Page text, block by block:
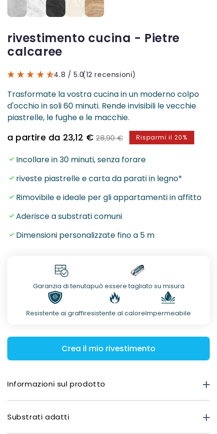
rivestimento cucina - Pietre
calcaree
4.8 / 5.0(12 recensioni)
Trasformate la vostra cucina in un moderno colpo
d'occhio in soli 60 minuti. Rende invisibili le vecchie
piastrelle, le fughe e le macchie.
Prezzo
vendita
a partire da 23,12 € Prezzo
normale
28,90 € Risparmi il 20%
Incollare in 30 minuti, senza forare
riveste piastrelle e carta da parati in legno*
Rimovibile e ideale per gli appartamenti in affitto
Aderisce a substrati comuni
Dimensioni personalizzate fino a 5 m
Garanzia di tenutapuò essere tagliato su misura
Resistente ai graffiresistente al caloreImpermeabile
Crea il mio rivestimento
Informazioni sul prodotto
Premium Matt: 0,40 mm
Effetto Vetro: 0,80 mm
Substrati adatti